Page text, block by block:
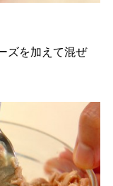
ズを加えて混ぜ